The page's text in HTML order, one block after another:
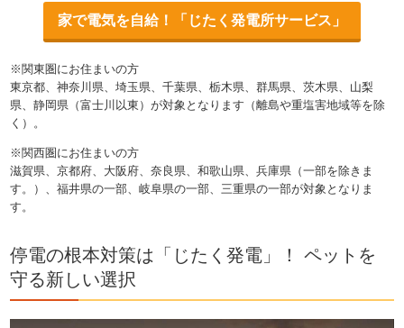
家で電気を自給！「じたく発電所サービス」
※関東圏にお住まいの方
東京都、神奈川県、埼玉県、千葉県、栃木県、群馬県、茨木県、山梨
県、静岡県（富士川以東）が対象となります（離島や重塩害地域等を除
く）。
※関西圏にお住まいの方
滋賀県、京都府、大阪府、奈良県、和歌山県、兵庫県（一部を除きま
す。）、福井県の一部、岐阜県の一部、三重県の一部が対象となりま
す。
停電の根本対策は「じたく発電」！ ペットを
守る新しい選択